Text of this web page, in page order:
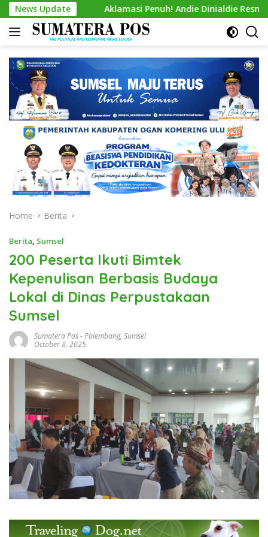
Skip
to
content
News UpdateAklamasi Penuh! Andie Dinialdie Resmi Nahkodai
Home Berita
Berita, Sumsel
200 Peserta Ikuti Bimtek
Kepenulisan Berbasis Budaya
Lokal di Dinas Perpustakaan
Sumsel
Sumatera Pos-Palembang, Sumsel
October 8, 2025